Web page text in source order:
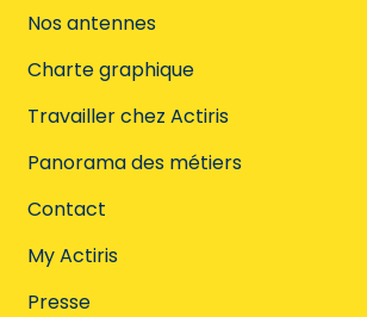
Nos antennes
Charte graphique
Travailler chez Actiris
Panorama des métiers
Contact
My Actiris
Presse